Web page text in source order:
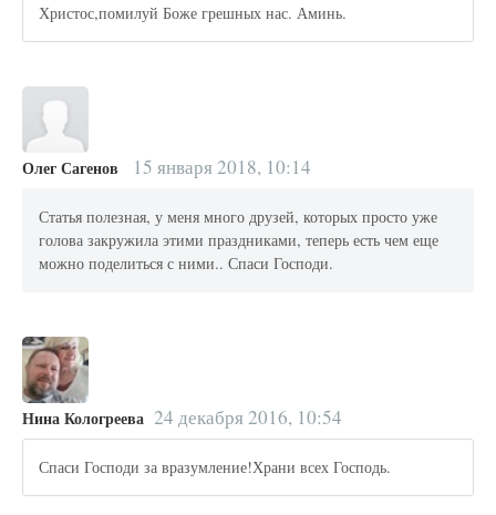
Христос,помилуй Боже грешных нас. Аминь.
Олег Сагенов 15 января 2018, 10:14
Статья полезная, у меня много друзей, которых просто уже
голова закружила этими праздниками, теперь есть чем еще
можно поделиться с ними.. Спаси Господи.
Нина Кологреева 24 декабря 2016, 10:54
Спаси Господи за вразумление!Храни всех Господь.